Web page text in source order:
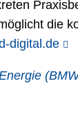
die
digital.de